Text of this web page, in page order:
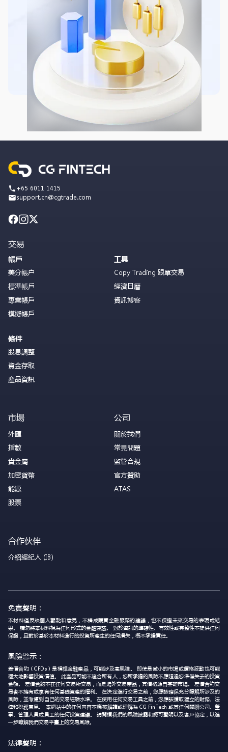
+65 6011 1415
support.cn@cgtrade.com
交易
帳戶
美分帳户
標準帳戶
專業帳戶
模擬帳戶
條件
股息調整
資金存取
產品資訊
工具
Copy Trading 跟單交易
經濟日曆
資訊博客
市場
外匯
指數
貴金屬
加密貨幣
能源
股票
公司
關於我們
常見問題
監管合規
官方贊助
ATAS
合作伙伴
介紹經紀人 (IB)
免責聲明：
本材料僅反映個人觀點和意見，不構成購買金融服務的建議，也不保證未來交易的表現或結
果。 請勿將本材料視為任何形式的金融建議。 對於資訊的準確性、有效性或完整性不提供任何
保證，且對於基於本材料進行的投資所產生的任何損失，概不承擔責任。
風險警示：
差價合約（CFDs）是槓桿金融產品，可能涉及高風險。 即使是微小的市場或價格波動也可能
極大地影響投資價值。 此產品可能不適合所有人，您所承擔的風險不應超過您準備失去的投資
金額。 差價合約不在任何交易所交易，而是場外交易產品，其價格源自基礎市場。 差價合約交
易者不擁有或享有任何基礎資產的權利。 在決定進行交易之前，您應該確保充分瞭解所涉及的
風險，並考慮到自己的交易經驗水準。 在使用任何交易工具之前，您應該獲取獨立的財務、法
律和稅務意見。 本網站中的任何內容不應被解讀或理解為 CG FinTech 或其任何關聯公司、董
事、管理人員或員工的任何投資建議。 請閱讀我們的風險披露和認可聲明以及客戶協定，以進
一步瞭解我們交易平臺上的交易風險。
法律聲明：